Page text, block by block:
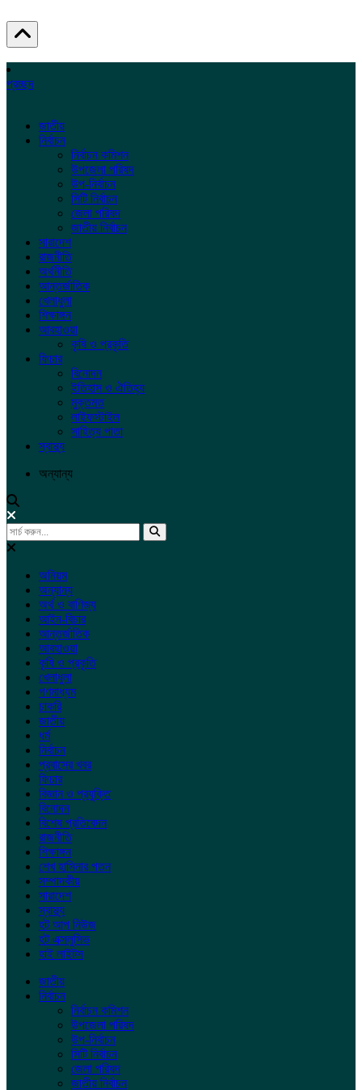
প্রচ্ছদ
জাতীয়
নির্বাচন
নির্বাচন কমিশন
উপজেলা পরিষদ
উপ-নির্বাচন
সিটি নির্বাচন
জেলা পরিষদ
জাতীয় নির্বাচন
সারাদেশ
রাজনীতি
অর্থনীতি
আন্তর্জাতিক
খেলাধুলা
শিক্ষাঙ্গন
আবহাওয়া
কৃষি ও প্রকৃতি
ফিচার
বিনোদন
ইতিহাস ও ঐতিহ্য
মুক্তমত
লাইফস্টাইল
সাহিত্য পাতা
স্বাস্থ্য
অন্যান্য
অনিয়ম
অন্যান্য
অর্থ ও বাণিজ্য
আইন-বিচার
আন্তর্জাতিক
আবহাওয়া
কৃষি ও প্রকৃতি
খেলাধুলা
গণমাধ্যম
চাকরি
জাতীয়
ধর্ম
নির্বাচন
প্রবাসের খবর
ফিচার
বিজ্ঞান ও প্রযুক্তি
বিনোদন
বিশেষ প্রতিবেদন
রাজনীতি
শিক্ষাঙ্গন
শেখ হাসিনার পতন
সম্পাদকীয়
সারাদেশ
স্বাস্থ্য
হট আপ নিউজ
হট এক্সলুসিভ
হাই লাইটস
জাতীয়
নির্বাচন
নির্বাচন কমিশন
উপজেলা পরিষদ
উপ-নির্বাচন
সিটি নির্বাচন
জেলা পরিষদ
জাতীয় নির্বাচন